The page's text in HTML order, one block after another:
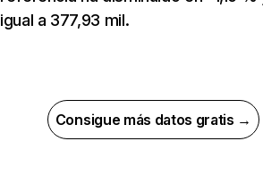
igual a 377,93 mil.
Consigue más datos gratis →